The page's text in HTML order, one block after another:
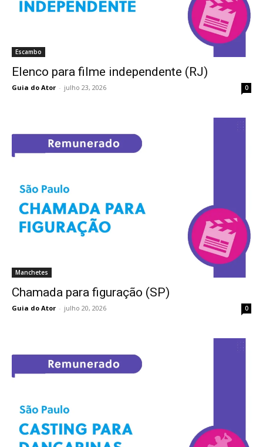
Escambo
Elenco para filme independente (RJ)
Guia do Ator - julho 23, 2026 0
Manchetes
Chamada para figuração (SP)
Guia do Ator - julho 20, 2026 0